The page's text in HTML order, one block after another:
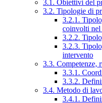
3.1. Obiettivi del
3.2. Tipologie di
3.2.1.
coinvolti nel
3.2.2.
3.2.3.
intervento
3.3. Competenze,
3.3.1.
3.3.2.
3.4. Metodo di
3.4.1.